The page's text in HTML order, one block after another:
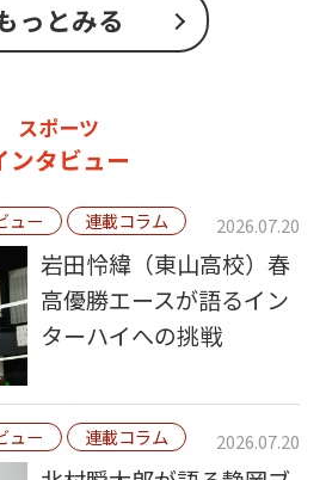
っとみる
スポーツ
ンタビュー
ュー 連載コラム 2026.07.20
岩田怜緯（東山高校）春
高優勝エースが語るイン
ターハイへの挑戦
ュー 連載コラム 2026.07.20